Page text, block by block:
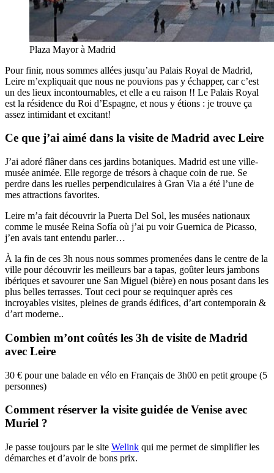
Plaza Mayor à Madrid
Pour finir, nous sommes allées jusqu’au Palais Royal de Madrid,
Leire m’expliquait que nous ne pouvions pas y échapper, car c’est
un des lieux incontournables, et elle a eu raison !! Le Palais Royal
est la résidence du Roi d’Espagne, et nous y étions : je trouve ça
assez intimidant et excitant!
Ce que j’ai aimé dans la visite de Madrid avec Leire
J’ai adoré flâner dans ces jardins botaniques. Madrid est une ville-
musée animée. Elle regorge de trésors à chaque coin de rue. Se
perdre dans les ruelles perpendiculaires à Gran Via a été l’une de
mes attractions favorites.
Leire m’a fait découvrir la Puerta Del Sol, les musées nationaux
comme le musée Reina Sofía où j’ai pu voir Guernica de Picasso,
j’en avais tant entendu parler…
À la fin de ces 3h nous nous sommes promenées dans le centre de la
ville pour découvrir les meilleurs bar a tapas, goûter leurs jambons
ibériques et savourer une San Miguel (bière) en nous posant dans les
plus belles terrasses. Tout ceci pour se requinquer après ces
incroyables visites, pleines de grands édifices, d’art contemporain &
d’art moderne..
Combien m’ont coûtés les 3h de visite de Madrid
avec Leire
30 € pour une balade en vélo en Français de 3h00 en petit groupe (5
personnes)
Comment réserver la visite guidée de Venise avec
Muriel ?
Je passe toujours par le site Welink qui me permet de simplifier les
démarches et d’avoir de bons prix.